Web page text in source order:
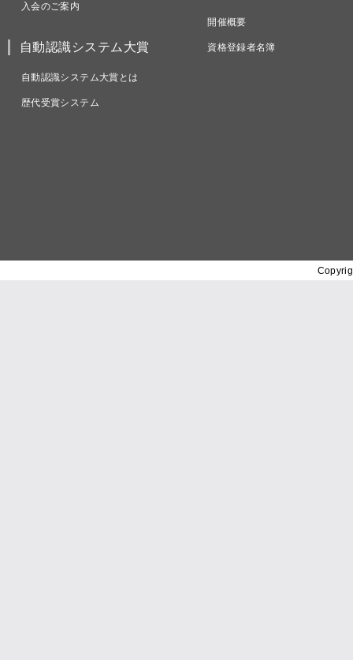
入会のご案内
自動認識システム大賞
自動認識システム大賞とは
歴代受賞システム
開催概要
資格登録者名簿